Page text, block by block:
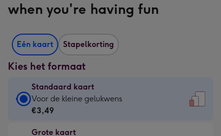
when you're having fun
Eén kaart Stapelkorting
Kies het formaat
Standaard kaart
Standaard
kaart
€3,49
Voor de kleine gelukwens
€3,49
Grote kaart